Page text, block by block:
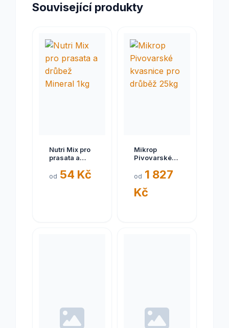
Související produkty
Nutri Mix pro
prasata a
Mineral 1kg
od 54 Kč
Mikrop
Pivovarské
drůběž 25kg
od 1 827
Kč